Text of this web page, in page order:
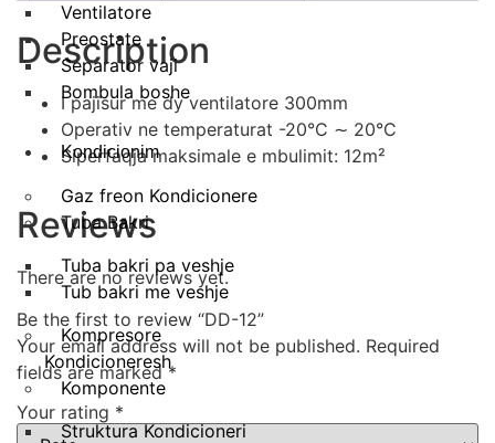
Ventilatore
Preostate
Separator vaji
Bombula boshe
Kondicionim
Gaz freon Kondicionere
Tuba Bakri
Tuba bakri pa veshje
Tub bakri me veshje
Kompresore
Kondicioneresh
Komponente
Struktura Kondicioneri
Description
I pajisur me dy ventilatore 300mm
Operativ ne temperaturat -20°C ∼ 20°C
Siperfaqja maksimale e mbulimit: 12m²
Reviews
There are no reviews yet.
Be the first to review “DD-12”
Your email address will not be published. Required
fields are marked*
Your rating *